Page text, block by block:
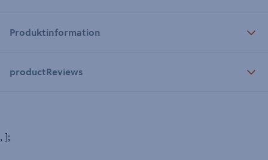
Produktinformation
productReviews
, ];